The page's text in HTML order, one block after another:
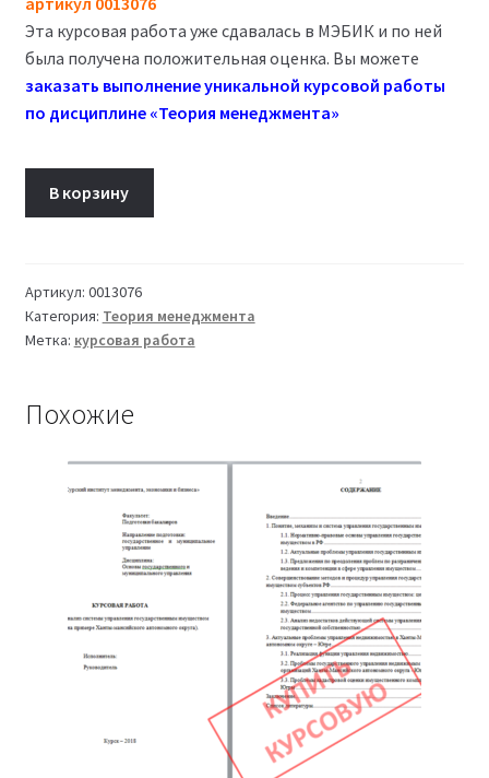
Эта курсовая работа уже сдавалась в МЭБИК и по ней
была получена положительная оценка. Вы можете
заказать выполнение уникальной курсовой работы
по дисциплине «Теория менеджмента»
и
ее
теории
по
В корзину
Артикул: 0013076
Категория: Теория менеджмента
Метка: курсовая работа
Похожие